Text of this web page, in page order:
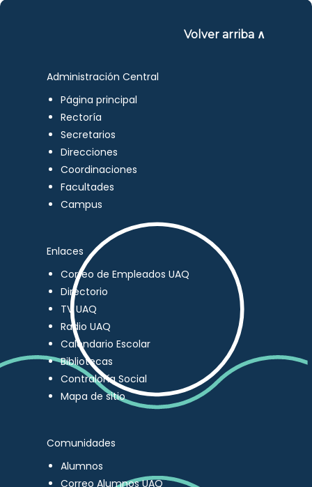
Volver arriba ∧
Administración Central
Página principal
Rectoría
Secretarios
Direcciones
Coordinaciones
Facultades
Campus
Enlaces
Correo de Empleados UAQ
Directorio
TV UAQ
Radio UAQ
Calendario Escolar
Bibliotecas
Contraloría Social
Mapa de sitio
Comunidades
Alumnos
Correo Alumnos UAQ